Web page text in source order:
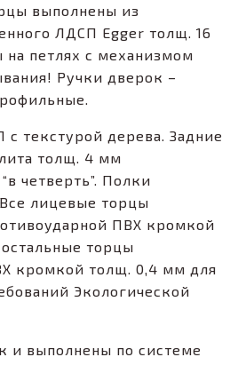
выполнены из
ЛДСП Egger толщ. 16
петлях с механизмом
Ручки дверок –
текстурой дерева. Задние
толщ. 4 мм
четверть”. Полки
лицевые торцы
ПВХ кромкой
торцы
кромкой толщ. 0,4 мм для
Экологической
и выполнены по системе